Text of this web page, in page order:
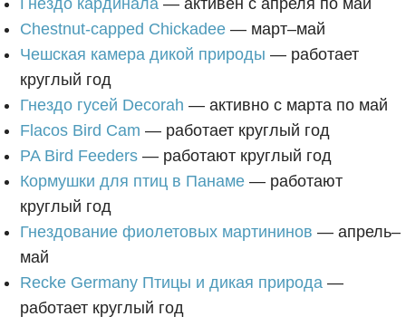
Гнездо кардинала— активен с апреля по май
Chestnut-capped Chickadee— март–май
Чешская камера дикой природы — работает
круглый год
Гнездо гусей Decorah — активно с марта по май
Flacos Bird Cam — работает круглый год
PA Bird Feeders— работают круглый год
Кормушки для птиц в Панаме— работают
круглый год
Гнездование фиолетовых мартининов — апрель–
май
Recke Germany Птицы и дикая природа—
работает круглый год